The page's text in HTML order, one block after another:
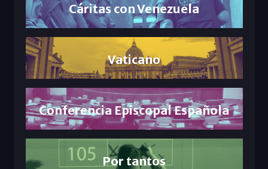
Cáritas con Venezuela
Vaticano
Conferencia Episcopal Española
Por tantos